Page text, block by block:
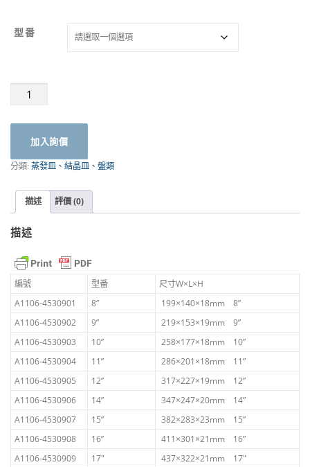
型番
盤
｜
ー
バ
ー
葉
草
屋
製
所
數
加入詢價
分類:蒸發皿、結晶皿、盤類
描述 評價 (0)
描述
編號 型番
尺寸W×L×H
A1106-4530901
8”
199×140×18mm 8”
A1106-4530902
9”
219×153×19mm 9”
A1106-4530903
10”
258×177×18mm 10”
A1106-4530904
11”
286×201×18mm 11”
A1106-4530905
12”
317×227×19mm 12”
A1106-4530906
14”
347×247×20mm 14”
A1106-4530907
15”
382×283×23mm 15”
A1106-4530908
16”
411×301×21mm 16”
A1106-4530909
17″
437×322×21mm 17″